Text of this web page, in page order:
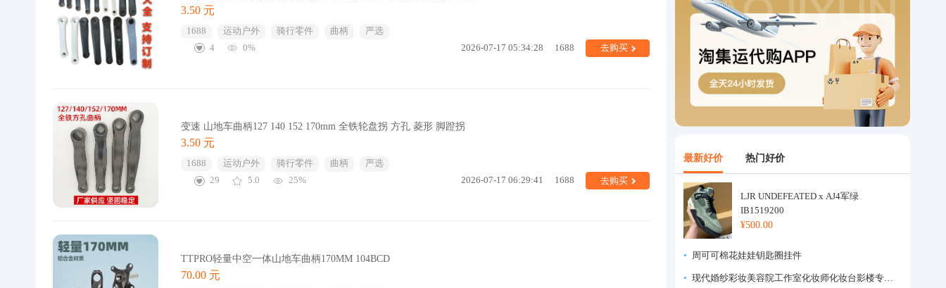
3.50 元
1688 运动户外 骑行零件 曲柄
严选
4
0% 2026-07-17 05:34:28 1688 去购买
变速 山地车曲柄127 140 152 170mm 全铁轮盘拐 方孔 菱形 脚蹬拐
3.50 元
1688 运动户外 骑行零件 曲柄
严选
29
5.0 25% 2026-07-17 06:29:41 1688 去购买
TTPRO轻量中空一体山地车曲柄170MM 104BCD
70.00 元
最新好价 热门好价
LJR UNDEFEATED x AJ4军绿
IB1519200
¥500.00
周可可棉花娃娃钥匙圈挂件
现代婚纱彩妆美容院工作室化妆师化妆台影楼专业化妆师专用梳妆台